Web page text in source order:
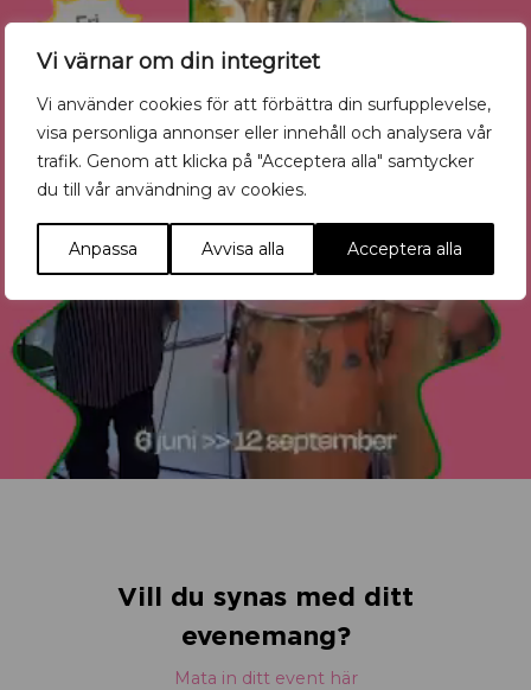
Vi värnar om din integritet
Vi använder cookies för att förbättra din surfupplevelse,
visa personliga annonser eller innehåll och analysera vår
trafik. Genom att klicka på "Acceptera alla" samtycker
du till vår användning av cookies.
Anpassa Avvisa alla Acceptera alla
Vill du synas med ditt
evenemang?
Mata in ditt event här